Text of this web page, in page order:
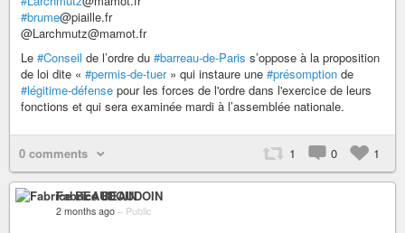
#brume@piaille.fr
@Larchmutz@mamot.fr
Le #Conseil de l’ordre du #barreau-de-Paris s’oppose à la proposition
de loi dite « #permis-de-tuer» qui instaure une #présomption de
#légitime-défense pour les forces de l'ordre dans l'exercice de leurs
fonctions et qui sera examinée mardi à l’assemblée nationale.
0 comments 1 0 1
Fabrice BEAUDOIN
2 months ago – Public